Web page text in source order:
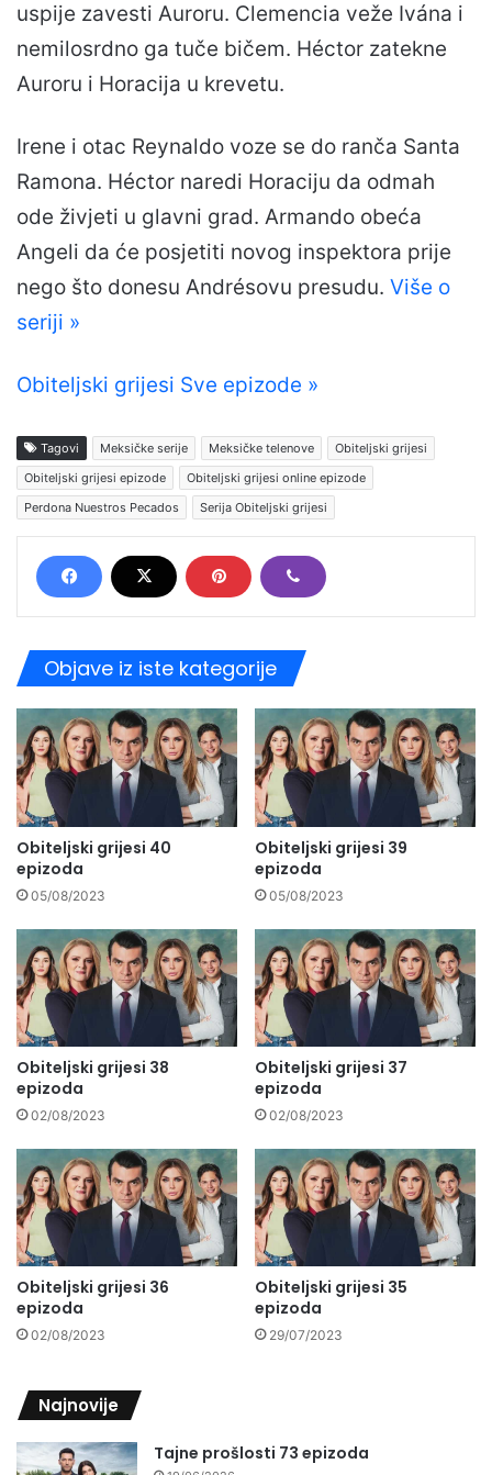
uspije zavesti Auroru. Clemencia veže Ivána i
nemilosrdno ga tuče bičem. Héctor zatekne
Auroru i Horacija u krevetu.
Irene i otac Reynaldo voze se do ranča Santa
Ramona. Héctor naredi Horaciju da odmah
ode živjeti u glavni grad. Armando obeća
Angeli da će posjetiti novog inspektora prije
nego što donesu Andrésovu presudu. Više o
seriji »
Obiteljski grijesi Sve epizode »
Tagovi Meksičke serije Meksičke telenove
Obiteljski grijesi
Obiteljski grijesi epizode
Obiteljski grijesi online epizode
Perdona Nuestros Pecados
Serija Obiteljski grijesi
Objave iz iste kategorije
Obiteljski grijesi 40
epizoda
05/08/2023
Obiteljski grijesi 39
epizoda
05/08/2023
Obiteljski grijesi 38
epizoda
02/08/2023
Obiteljski grijesi 37
epizoda
02/08/2023
Obiteljski grijesi 36
epizoda
02/08/2023
Obiteljski grijesi 35
epizoda
29/07/2023
Najnovije
Tajne prošlosti 73 epizoda